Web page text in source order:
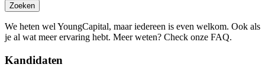
Zoeken
We heten wel YoungCapital, maar iedereen is even welkom. Ook als
je al wat meer ervaring hebt. Meer weten? Check onze FAQ.
Kandidaten